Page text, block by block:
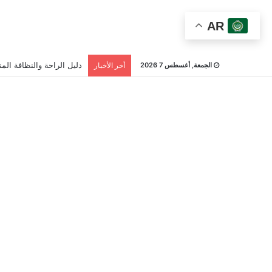
الجمعة, أغسطس 7 2026 أخر الأخبار دليل الراحة والنظافة
AR